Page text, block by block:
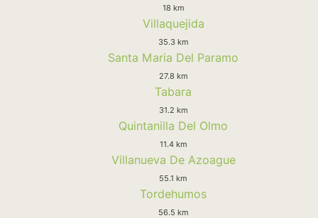
18 km
Villaquejida
35.3 km
Santa Maria Del Paramo
27.8 km
Tabara
31.2 km
Quintanilla Del Olmo
11.4 km
Villanueva De Azoague
55.1 km
Tordehumos
56.5 km